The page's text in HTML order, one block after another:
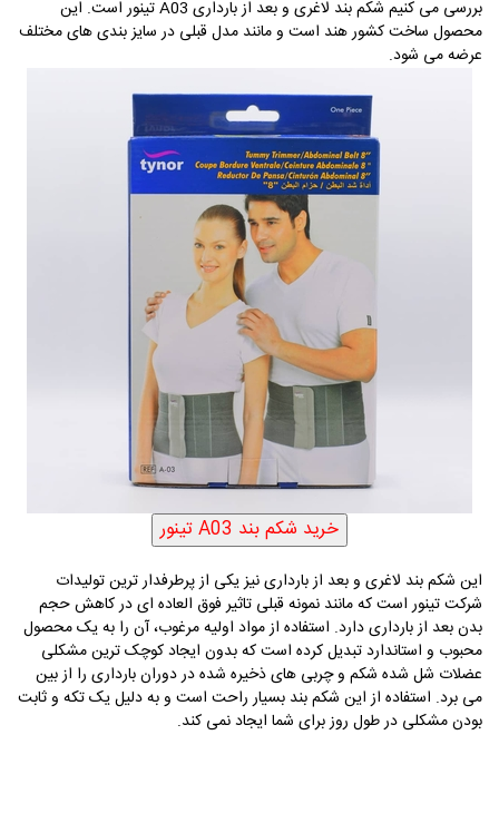
بررسی می کنیم شکم بند لاغری و بعد از بارداری A03تینور است. این
محصول ساخت کشور هند است و مانند مدل قبلی در سایز بندی های مختلف
عرضه می شود.
این شکم بند لاغری و بعد از بارداری نیز یکی از پرطرفدار ترین تولیدات
شرکت تینور است که مانند نمونه قبلی تاثیر فوق العاده ای در کاهش حجم
بدن بعد از بارداری دارد. استفاده از مواد اولیه مرغوب، آن را به یک محصول
محبوب و استاندارد تبدیل کرده است که بدون ایجاد کوچک ترین مشکلی
عضلات شل شده شکم و چربی های ذخیره شده در دوران بارداری را از بین
می برد. استفاده از این شکم بند بسیار راحت است و به دلیل یک تکه و ثابت
بودن مشکلی در طول روز برای شما ایجاد نمی کند.